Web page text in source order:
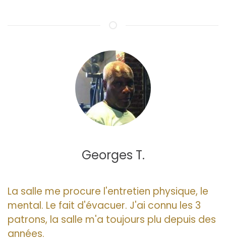
Georges T.
La salle me procure l'entretien physique, le
mental. Le fait d'évacuer. J'ai connu les 3
patrons, la salle m'a toujours plu depuis des
années.